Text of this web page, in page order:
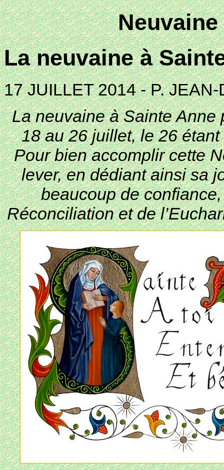
La neuvaine à
17 JUILLET 2014 - P.
La neuvaine à Sainte
18 au 26 juillet, le 26
Pour bien accomplir cette
lever, en dédiant ainsi sa
beaucoup de
Réconciliation et de